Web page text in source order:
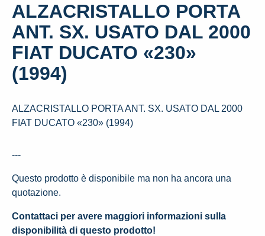
ALZACRISTALLO PORTA
ANT. SX. USATO DAL 2000
FIAT DUCATO «230»
(1994)
ALZACRISTALLO PORTA ANT. SX. USATO DAL 2000
FIAT DUCATO «230» (1994)
---
Questo prodotto è disponibile ma non ha ancora una
quotazione.
Contattaci per avere maggiori informazioni sulla
disponibilità di questo prodotto!